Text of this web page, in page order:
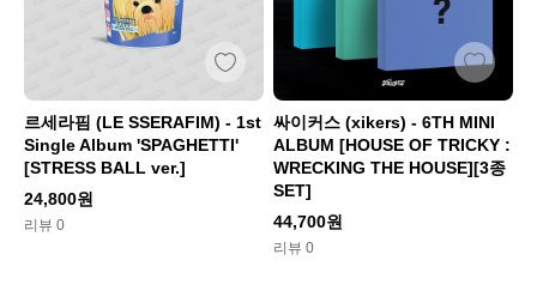
르세라핌 (LE SSERAFIM) - 1st
Single Album 'SPAGHETTI'
[STRESS BALL ver.]
24,800원
리뷰 0
싸이커스 (xikers) - 6TH MINI
ALBUM [HOUSE OF TRICKY :
WRECKING THE HOUSE][3종
SET]
44,700원
리뷰 0